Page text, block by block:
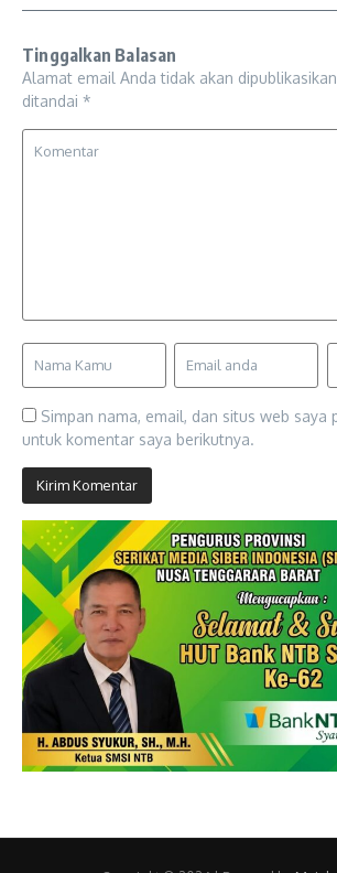
Tinggalkan Balasan
Alamat email Anda tidak akan
ditandai *
Simpan nama, email, dan situs web saya
untuk komentar saya berikutnya.